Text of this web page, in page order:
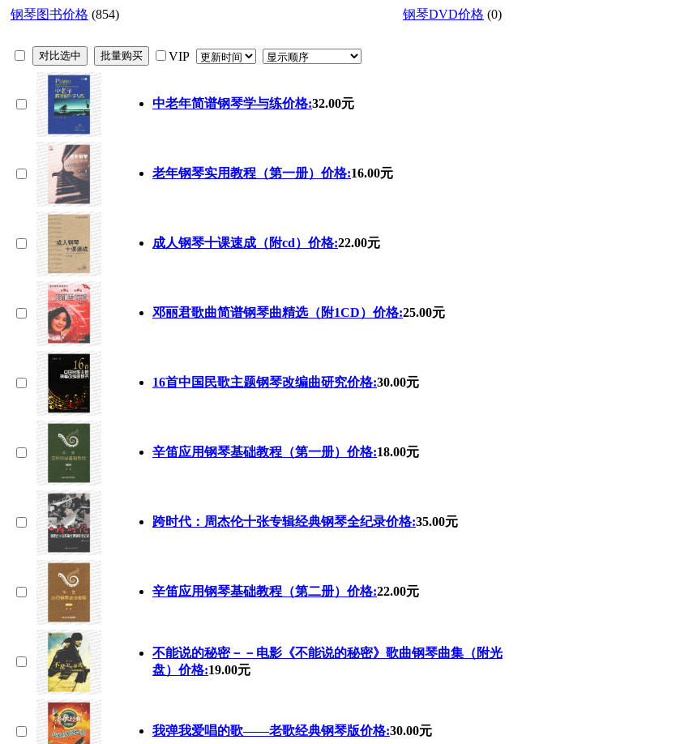
钢琴图书价格 (854) 钢琴DVD价格 (0)
VIP
中老年简谱钢琴学与练价格:32.00元
老年钢琴实用教程（第一册）价格:16.00元
成人钢琴十课速成（附cd）价格:22.00元
邓丽君歌曲简谱钢琴曲精选（附1CD）价格:25.00元
16首中国民歌主题钢琴改编曲研究价格:30.00元
辛笛应用钢琴基础教程（第一册）价格:18.00元
跨时代：周杰伦十张专辑经典钢琴全纪录价格:35.00元
辛笛应用钢琴基础教程（第二册）价格:22.00元
不能说的秘密－－电影《不能说的秘密》歌曲钢琴曲集（附光
盘）价格:19.00元
我弹我爱唱的歌――老歌经典钢琴版价格:30.00元